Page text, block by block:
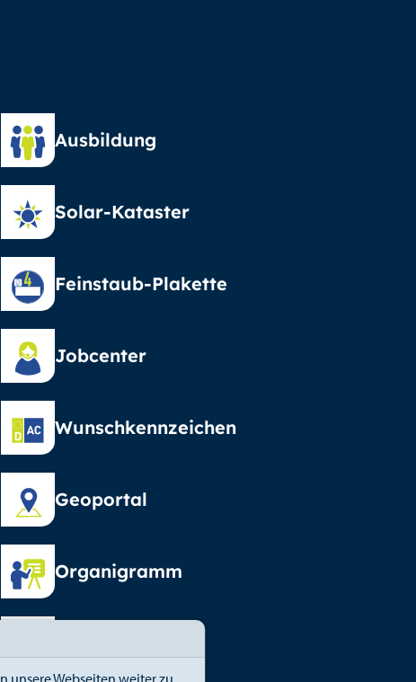
Ausbildung
Solar-Kataster
Feinstaub-Plakette
Jobcenter
Wunschkennzeichen
Geoportal
Organigramm